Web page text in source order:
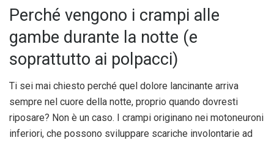
Perché vengono i crampi alle
gambe durante la notte (e
soprattutto ai polpacci)
Ti sei mai chiesto perché quel dolore lancinante arriva
sempre nel cuore della notte, proprio quando dovresti
riposare? Non è un caso. I crampi originano nei motoneuroni
inferiori, che possono sviluppare scariche involontarie ad